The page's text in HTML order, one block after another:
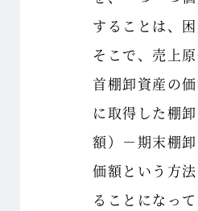
することは、困
そこで、売上
首棚卸資産の
に取得した棚
額）－期末棚
価額という方
ることになって